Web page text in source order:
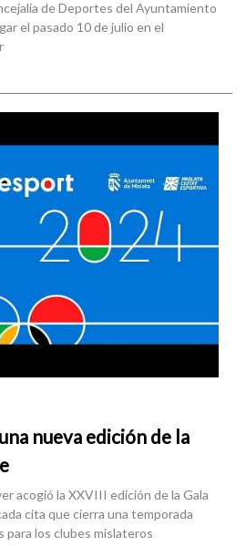
de Deportes del Ayuntamiento
el pasado 10 de julio en el
nueva edición de la
acogió la XXVIII edición de la Gala
cita que cierra una temporada
los clubes mislateros